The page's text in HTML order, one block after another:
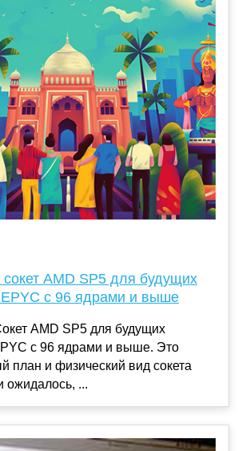
AMD SP5 для будущих
EPYC с 96 ядрами и выше
AMD SP5 для будущих
с 96 ядрами и выше. Это
план и физический вид сокета
ожидалось, ...